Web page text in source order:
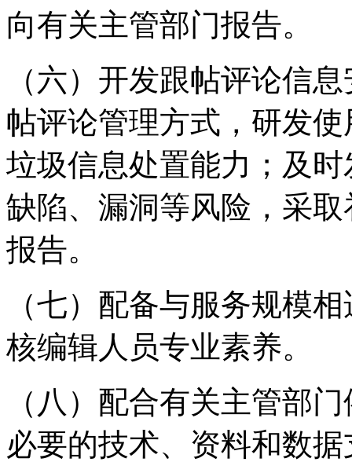
向有关主管部门报告。
（六）开发跟帖评论信
帖评论管理方式，研发
垃圾信息处置能力；及
缺陷、漏洞等风险，采
报告。
（七）配备与服务规模
核编辑人员专业素养。
（八）配合有关主管部
必要的技术、资料和数